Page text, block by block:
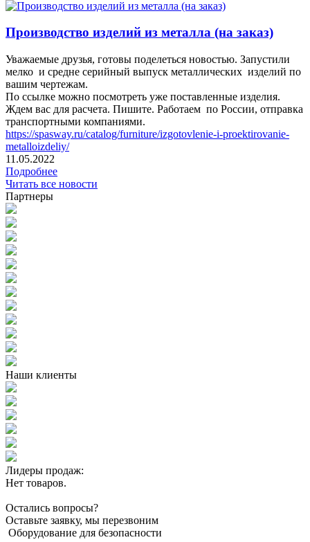
Производство изделий из металла (на заказ)
Уважаемые друзья, готовы поделеться новостью. Запустили
мелко и средне серийный выпуск металлических изделий по
вашим чертежам.
По ссылке можно посмотреть уже поставленные изделия.
Ждем вас для расчета. Пишите. Работаем по России, отправка
транспортными компаниями.
https://spasway.ru/catalog/furniture/izgotovlenie-i-proektirovanie-
metalloizdeliy/
11.05.2022
Подробнее
Читать все новости
Партнеры
Наши клиенты
Лидеры продаж:
Нет товаров.
Остались вопросы?
Оставьте заявку, мы перезвоним
Оборудование для безопасности